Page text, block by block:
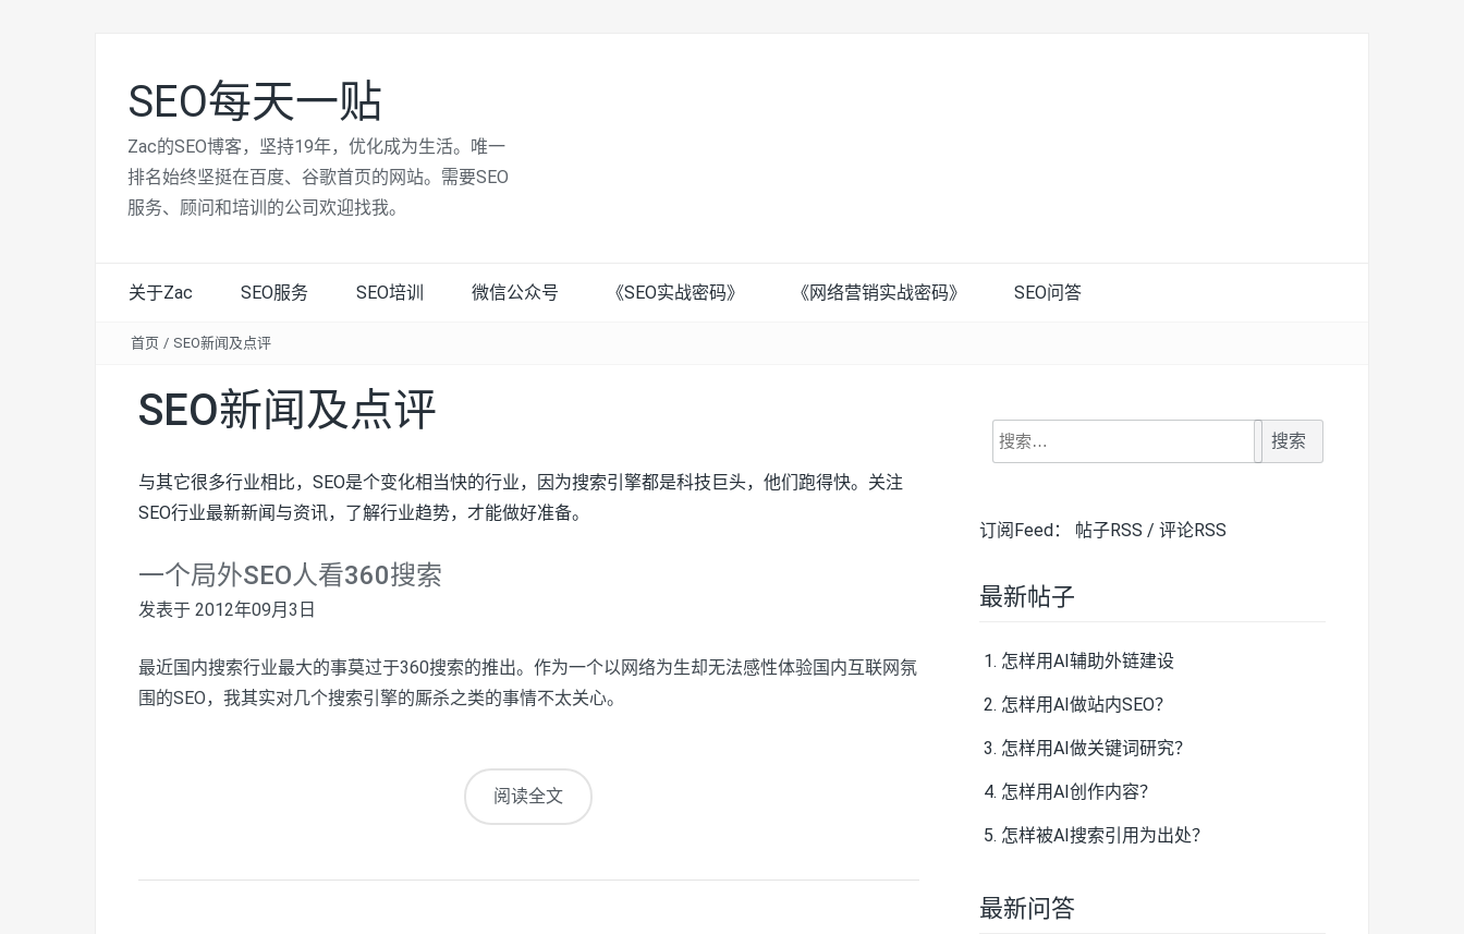
SEO每天一贴
Zac的SEO博客，坚持19年，优化成为生活。唯一
排名始终坚挺在百度、谷歌首页的网站。需要SEO
服务、顾问和培训的公司欢迎找我。
关于Zac SEO服务 SEO培训 微信公众号 《SEO实战密码》 《网络营销实战密码》 SEO问答
首页 / SEO新闻及点评
SEO新闻及点评
与其它很多行业相比，SEO是个变化相当快的行业，因为搜索引擎都是科技巨头，他们跑得快。关注
SEO行业最新新闻与资讯，了解行业趋势，才能做好准备。
一个局外SEO人看360搜索
发表于 2012年09月3日
最近国内搜索行业最大的事莫过于360搜索的推出。作为一个以网络为生却无法感性体验国内互联网氛
围的SEO，我其实对几个搜索引擎的厮杀之类的事情不太关心。
阅读全文
搜
索：
订阅Feed： 帖子RSS / 评论RSS
最新帖子
怎样用AI辅助外链建设
怎样用AI做站内SEO？
怎样用AI做关键词研究？
怎样用AI创作内容？
怎样被AI搜索引用为出处？
最新问答